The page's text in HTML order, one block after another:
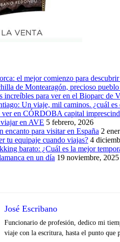
el mejor comienzo para
de Montearagón, precioso
increíbles para ver en el Bioparc de
Un viaje, mil caminos. ¿cuál es
ver en CÓRDOBA capital
en AVE 5 febrero, 2026
encanto para visitar en España 2
tu equipaje cuando viajas? 4
barato: ¿Cuál es la mejor
en un día 19 noviembre, 2025
José Escribano
Funcionario de profesión, dedico mi
viaje con la escritura, hasta el punto